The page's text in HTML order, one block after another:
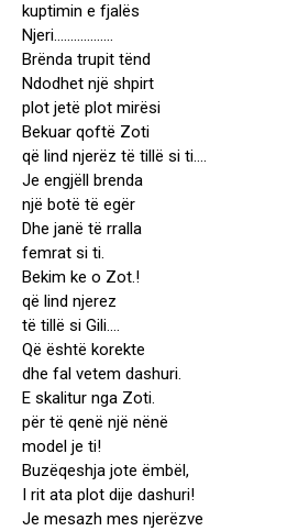
kuptimin e fjalës
Njeri………………
Brënda trupit tënd
Ndodhet një shpirt
plot jetë plot mirësi
Bekuar qoftë Zoti
që lind njerëz të tillë si ti….
Je engjëll brenda
një botë të egër
Dhe janë të rralla
femrat si ti.
Bekim ke o Zot.!
që lind njerez
të tillë si Gili….
Që është korekte
dhe fal vetem dashuri.
E skalitur nga Zoti.
për të qenë një nënë
model je ti!
Buzëqeshja jote ëmbël,
I rit ata plot dije dashuri!
Je mesazh mes njerëzve